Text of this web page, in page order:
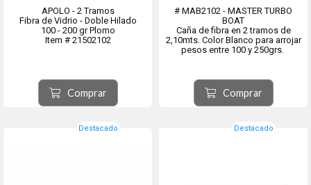
APOLO - 2 Tramos
Fibra de Vidrio - Doble Hilado
100 - 200 gr Plomo
Item # 21502102
Comprar
# MAB2102 - MASTER TURBO
BOAT
Caña de fibra en 2 tramos de
2,10mts. Color Blanco para arrojar
pesos entre 100 y 250grs.
Comprar
Destacado Destacado